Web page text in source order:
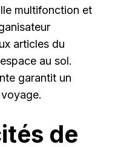
multifonction et
articles du
au sol.
garantit un
de